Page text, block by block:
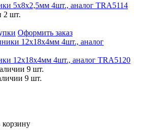
5x8x2,5мм 4шт., аналог TRA5114
2 шт.
Оформить заказ
12x18x4мм 4шт., аналог TRA5120
9 шт.
9 шт.
корзину